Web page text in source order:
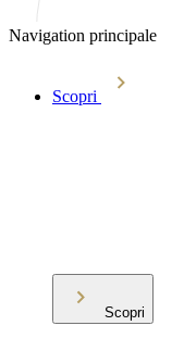
Navigation principale
Scopri
Scopri